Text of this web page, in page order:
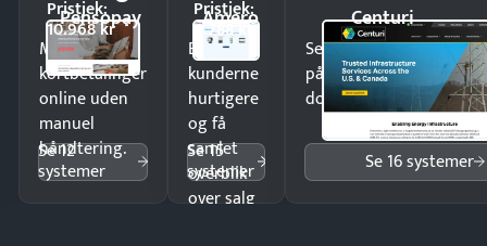
Pensopay
Pristjek:
10.968 kr
Modtag
kortbetalinger
online uden
manuel
håndtering.
Se 12
systemer
Amero
Pristjek:
4.788 kr
Ekspedér
kunderne
hurtigere
og få
samlet
overblik
over salg
Se 15
systemer
Centuri
Send kontrakter til
på minutter og mist
dokumenter.
Se 16 systemer